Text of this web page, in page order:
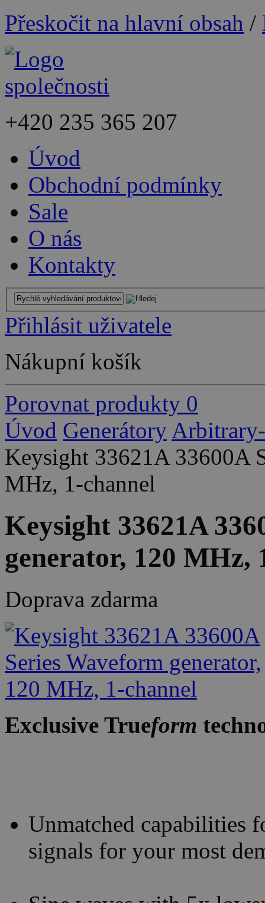
Přeskočit na hlavní obsah /
+420 235 365 207
Úvod
Obchodní podmínky
Sale
O nás
Kontakty
Přihlásit uživatele
Nákupní košík
Porovnat produkty 0
Úvod Generátory
Keysight 33621A 33600A
MHz, 1-channel
Keysight 33621A
generator, 120 MHz,
Doprava zdarma
Exclusive Trueform
Unmatched capabilities
signals for your most